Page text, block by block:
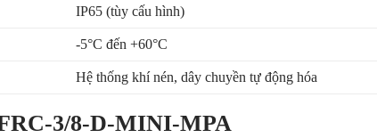
IP65 (tùy cấu hình)
-5°C đến +60°C
Hệ thống khí nén, dây chuyền tự động hóa
3/8-D-MINI-MPA